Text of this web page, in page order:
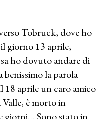
Tobruck, dove ho
giorno 13 aprile,
ho dovuto andare di
la parola
aprile un caro amico
Valle, è morto in
giorni… Sono stato in